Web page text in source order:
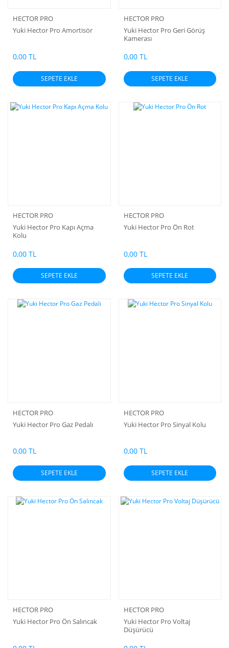
HECTOR PRO
Yuki Hector Pro Amortisör
0,00 TL
SEPETE EKLE
HECTOR PRO
Yuki Hector Pro Geri Görüş
Kamerası
0,00 TL
SEPETE EKLE
HECTOR PRO
Yuki Hector Pro Kapı Açma
Kolu
0,00 TL
SEPETE EKLE
HECTOR PRO
Yuki Hector Pro Ön Rot
0,00 TL
SEPETE EKLE
HECTOR PRO
Yuki Hector Pro Gaz Pedalı
0,00 TL
SEPETE EKLE
HECTOR PRO
Yuki Hector Pro Sinyal Kolu
0,00 TL
SEPETE EKLE
HECTOR PRO
Yuki Hector Pro Ön Salıncak
HECTOR PRO
Yuki Hector Pro Voltaj
Düşürücü